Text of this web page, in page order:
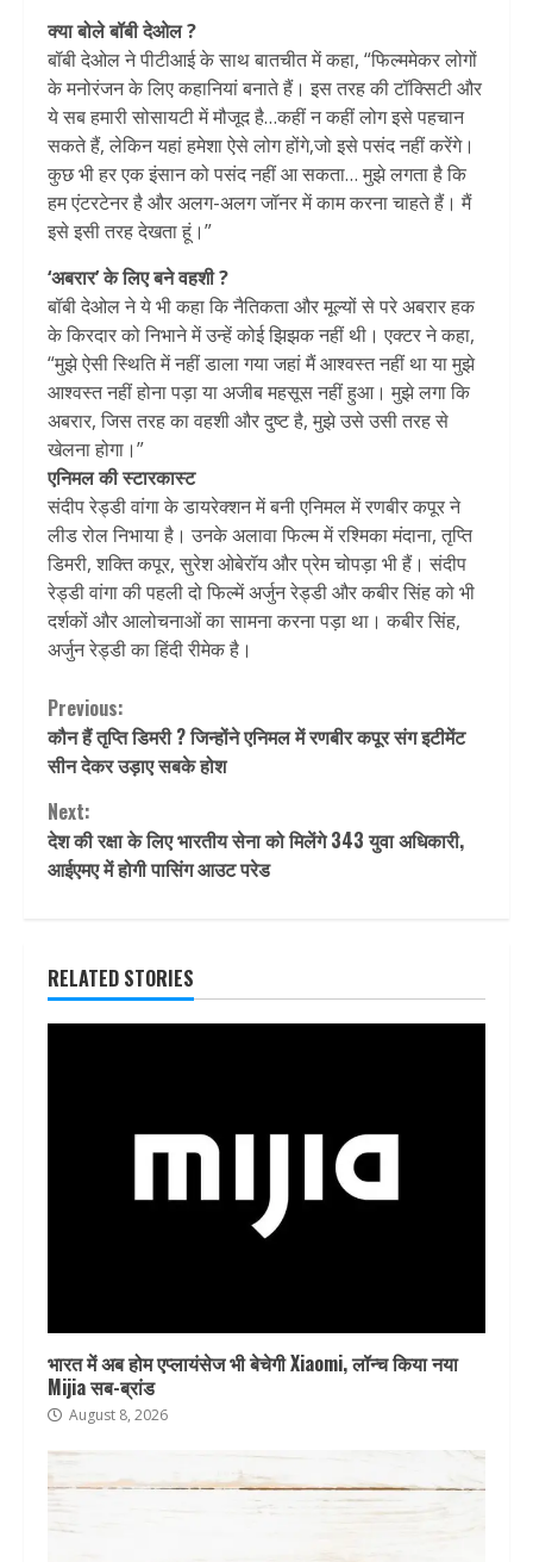
क्या बोले बॉबी देओल ?
बॉबी देओल ने पीटीआई के साथ बातचीत में कहा, “फिल्ममेकर लोगों
के मनोरंजन के लिए कहानियां बनाते हैं। इस तरह की टॉक्सिटी और
ये सब हमारी सोसायटी में मौजूद है…कहीं न कहीं लोग इसे पहचान
सकते हैं, लेकिन यहां हमेशा ऐसे लोग होंगे,जो इसे पसंद नहीं करेंगे।
कुछ भी हर एक इंसान को पसंद नहीं आ सकता… मुझे लगता है कि
हम एंटरटेनर है और अलग-अलग जॉनर में काम करना चाहते हैं। मैं
इसे इसी तरह देखता हूं।”
‘अबरार’ के लिए बने वहशी ?
बॉबी देओल ने ये भी कहा कि नैतिकता और मूल्यों से परे अबरार हक
के किरदार को निभाने में उन्हें कोई झिझक नहीं थी। एक्टर ने कहा,
“मुझे ऐसी स्थिति में नहीं डाला गया जहां मैं आश्वस्त नहीं था या मुझे
आश्वस्त नहीं होना पड़ा या अजीब महसूस नहीं हुआ। मुझे लगा कि
अबरार, जिस तरह का वहशी और दुष्ट है, मुझे उसे उसी तरह से
खेलना होगा।”
एनिमल की स्टारकास्ट
संदीप रेड्डी वांगा के डायरेक्शन में बनी एनिमल में रणबीर कपूर ने
लीड रोल निभाया है। उनके अलावा फिल्म में रश्मिका मंदाना, तृप्ति
डिमरी, शक्ति कपूर, सुरेश ओबेरॉय और प्रेम चोपड़ा भी हैं। संदीप
रेड्डी वांगा की पहली दो फिल्में अर्जुन रेड्डी और कबीर सिंह को भी
दर्शकों और आलोचनाओं का सामना करना पड़ा था। कबीर सिंह,
अर्जुन रेड्डी का हिंदी रीमेक है।
Continue
Reading
Previous:
कौन हैं तृप्ति डिमरी ? जिन्होंने एनिमल में रणबीर कपूर संग इटीमेंट
सीन देकर उड़ाए सबके होश
Next:
देश की रक्षा के लिए भारतीय सेना को मिलेंगे 343 युवा अधिकारी,
आईएमए में होगी पासिंग आउट परेड
RELATED STORIES
भारत में अब होम एप्लायंसेज भी बेचेगी Xiaomi, लॉन्च किया नया
Mijia सब-ब्रांड
August 8, 2026